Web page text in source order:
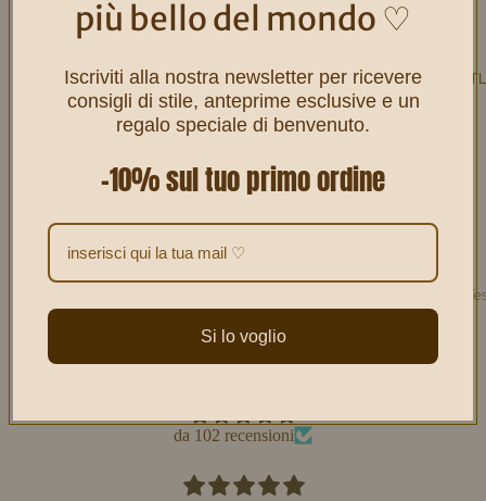
✨
-50%
INVIA UN'EMAIL QUANDO DISPONIBILE
Ti può anche piacere... ♡
4.9
Verificato
da 102 recensioni
più bello del mondo ♡
Iscriviti alla nostra newsletter per ricevere
consigli di stile, anteprime esclusive e un
regalo speciale di benvenuto.
-10% sul tuo primo ordine
Si lo voglio